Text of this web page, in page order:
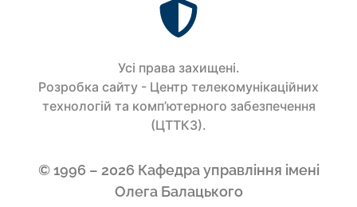
Усi права захищенi.
Розробка сайту - Центр телекомунікаційних
технологій та комп’ютерного забезпечення
(ЦТТКЗ).
© 1996 – 2026 Кафедра управління імені
Олега Балацького